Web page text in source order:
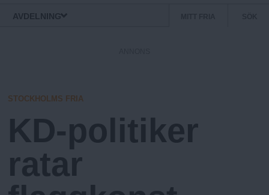
S
o
c
k
AVDELNING
r
m
STOCKHOLMS FRIA
KD-politiker
ratar